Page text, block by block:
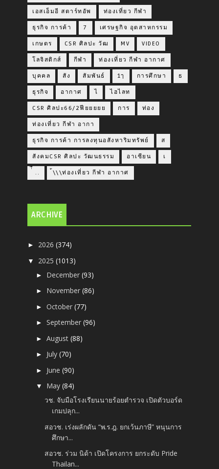
เอสเอ็มอี สตาร์ทอัพ ท่องเที่ยว กีฬา
ธุรกิจ การค้า 7 เศรษฐกิจ อุตสาหกรรม
เกษตร CSR ศิลปะ วัฒ MV VIDEO
โลจิสติกส์ กีฬา ท่องเที่ยว กีฬา อากาศ
บุคคล สัง สัมพันธ์ 1ๅ การศึกษา ธ
ธุรกิจ อากาศ ไ ไฮไลท
CSR ศิลปะ66/2ฟียยยยย การ ท่อง
ท่องเที่ยว กีฬา อากา
ธุรกิจ การค้า การลงทุนอสังหาริมทรัพย์ ส
สังคมCSR ศิลปะ วัฒนธรรม อาเซียน เ
่่ื​ .. ้\\\ท่องเที่ยว กีฬา อากาศ
ARCHIVE
► 2026(374)
▼ 2025(1013)
► December(93)
► November(86)
►October(77)
►September(96)
►August(88)
► July(70)
► June(90)
▼ May(84)
วช. จับมือโรงเรียนนายร้อยตำรวจ เปิดตัวบอร์ด
เกมปลุก...
สอวช. เร่งผลักดัน “พ.ร.ฎ. ยกเว้นภาษี” หนุนการ
ศึกษา...
สอวช. ร่วม นิด้า เปิดโครงการ ยกระดับ Pride
Thailan...